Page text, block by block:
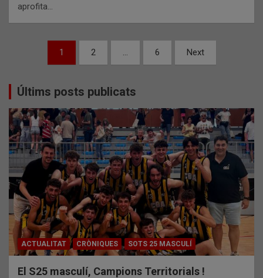
aprofita…
Paginació
les
entrades
1 2 … 6 Next
Últims posts publicats
ACTUALITAT CRÒNIQUES SOTS 25 MASCULÍ
El S25 masculí, Campions Territorials !